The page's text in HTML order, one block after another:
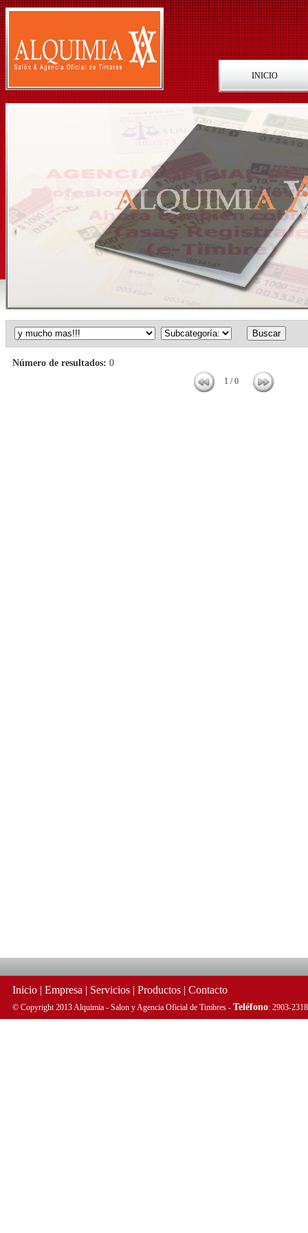
INICIO
Número de resultados: 0
1 / 0
Inicio | Empresa | Servicios | Productos | Contacto
© Copyright 2013 Alquimia - Salon y Agencia Oficial de Timbres - Teléfono: 2903-